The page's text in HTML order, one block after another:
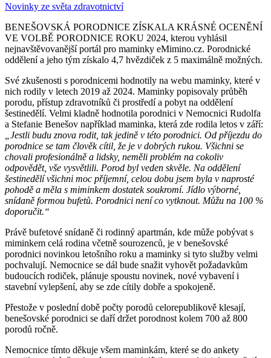
Novinky ze světa zdravotnictví
BENEŠOVSKÁ PORODNICE ZÍSKALA KRÁSNÉ OCENĚNÍ
VE VOLBĚ PORODNICE ROKU 2024, kterou vyhlásil
nejnavštěvovanější portál pro maminky eMimino.cz. Porodnické
oddělení a jeho tým získalo 4,7 hvězdiček z 5 maximálně možných.
Své zkušenosti s porodnicemi hodnotily na webu maminky, které v
nich rodily v letech 2019 až 2024. Maminky popisovaly průběh
porodu, přístup zdravotníků či prostředí a pobyt na oddělení
šestinedělí. Velmi kladně hodnotila porodnici v Nemocnici Rudolfa
a Stefanie Benešov například maminka, která zde rodila letos v září:
„Jestli budu znova rodit, tak jedině v této porodnici. Od příjezdu do
porodnice se tam člověk cítil, že je v dobrých rukou. Všichni se
chovali profesionálně a lidsky, neměli problém na cokoliv
odpovědět, vše vysvětlili. Porod byl veden skvěle. Na oddělení
šestinedělí všichni moc příjemní, celou dobu jsem byla v naprosté
pohodě a měla s miminkem dostatek soukromí. Jídlo výborné,
snídaně formou bufetů. Porodnici není co vytknout. Můžu na 100 %
doporučit.“
Právě bufetové snídaně či rodinný apartmán, kde může pobývat s
miminkem celá rodina včetně sourozenců, je v benešovské
porodnici novinkou letošního roku a maminky si tyto služby velmi
pochvalují. Nemocnice se dál bude snažit vyhovět požadavkům
budoucích rodiček, plánuje spoustu novinek, nové vybavení i
stavební vylepšení, aby se zde cítily dobře a spokojeně.
Přestože v poslední době počty porodů celorepublikově klesají,
benešovské porodnici se daří držet porodnost kolem 700 až 800
porodů ročně.
Nemocnice tímto děkuje všem maminkám, které se do ankety